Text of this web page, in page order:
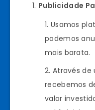
Publicidade
Usamos
podemos
mais barata.
Através de
recebemos
valor